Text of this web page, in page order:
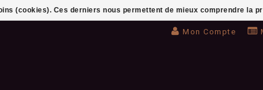
Mon Compte
(cookies). Ces derniers nous permettent de mieux comprendre